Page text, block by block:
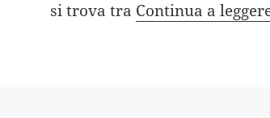
si trova tra Continua a